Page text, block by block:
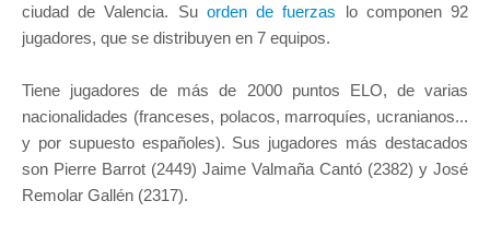
ciudad de Valencia. Su orden de fuerzas lo componen 92
jugadores, que se distribuyen en 7 equipos.
Tiene jugadores de más de 2000 puntos ELO, de varias
nacionalidades (franceses, polacos, marroquíes, ucranianos...
y por supuesto españoles). Sus jugadores más destacados
son Pierre Barrot (2449) Jaime Valmaña Cantó (2382) y José
Remolar Gallén (2317).